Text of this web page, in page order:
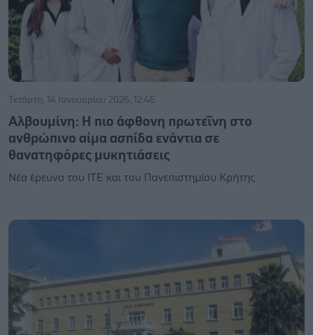
Τετάρτη, 14 Ιανουαρίου 2026, 12:46
Αλβουμίνη: Η πιο άφθονη πρωτεΐνη στο
ανθρώπινο αίμα ασπίδα ενάντια σε
θανατηφόρες μυκητιάσεις
Νέα έρευνα του ΙΤΕ και του Πανεπιστημίου Κρήτης.